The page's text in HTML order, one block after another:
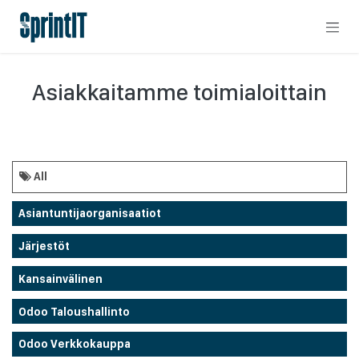
Asiakkaitamme toimialoittain
All
Asiantuntijaorganisaatiot
Järjestöt
Kansainvälinen
Odoo Taloushallinto
Odoo Verkkokauppa